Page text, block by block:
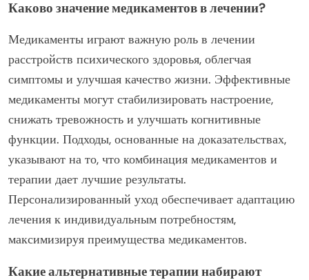
Каково значение медикаментов в лечении?
Медикаменты играют важную роль в лечении
расстройств психического здоровья, облегчая
симптомы и улучшая качество жизни. Эффективные
медикаменты могут стабилизировать настроение,
снижать тревожность и улучшать когнитивные
функции. Подходы, основанные на доказательствах,
указывают на то, что комбинация медикаментов и
терапии дает лучшие результаты.
Персонализированный уход обеспечивает адаптацию
лечения к индивидуальным потребностям,
максимизируя преимущества медикаментов.
Какие альтернативные терапии набирают